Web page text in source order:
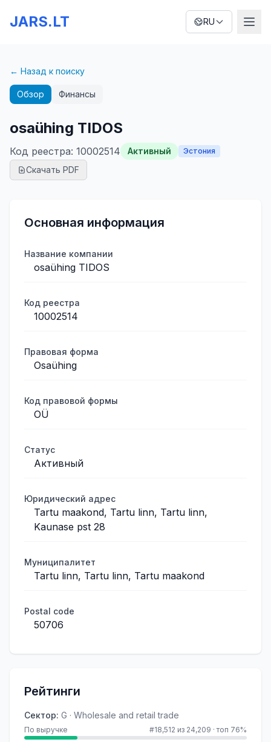
JARS.LT RU
← Назад к поиску
Обзор Финансы
osaühing TIDOS
Код реестра: 10002514 Активный Эстония
Скачать PDF
Основная информация
Название компании
osaühing TIDOS
Код реестра
10002514
Правовая форма
Osaühing
Код правовой формы
OÜ
Статус
Активный
Юридический адрес
Tartu maakond, Tartu linn, Tartu linn,
Kaunase pst 28
Муниципалитет
Tartu linn, Tartu linn, Tartu maakond
Postal code
50706
Рейтинги
Сектор: G · Wholesale and retail trade
По выручке #18,512 из 24,209 ·топ 76%